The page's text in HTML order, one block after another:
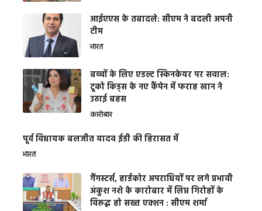
आईएएस के तबादले: सीएम ने बदली अपनी
टीम
भारत
बच्चों के लिए एडल्ट स्किनकेयर पर सवाल:
टूको किड्स के नए कैंपेन में फराह खान ने
उठाई बहस
कारोबार
पूर्व विधायक बलजीत यादव ईडी की हिरासत में
भारत
गैंगस्टर्स, हार्डकोर अपराधियों पर लगे प्रभावी
अंकुश नशे के कारोबार में लिप्त गिरोहों के
विरूद्ध हो सख्त एक्शन : सीएम शर्मा